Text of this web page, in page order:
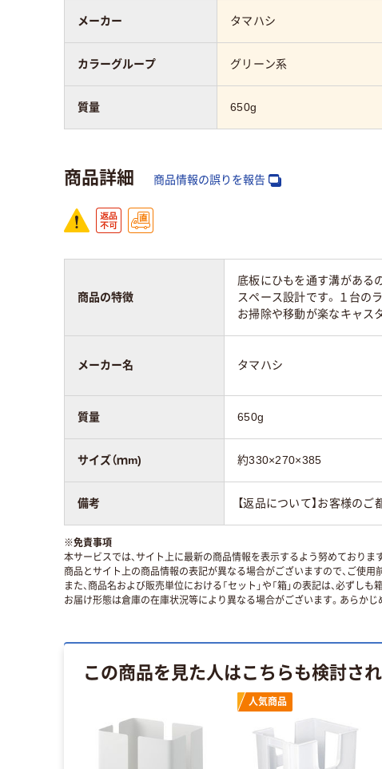
メーカー タマハシ
カラーグループ グリーン系
質量 650g
商品詳細 商品情報の誤りを報告
商品の特徴
底板にひもを通す溝がある
スペース設計です。１台の
お掃除や移動が楽なキャス
メーカー名 タマハシ
質量 650g
サイズ（ｍm) 約330×270×385
備考 【返品について】お客様の
※免責事項
本サービスでは、サイト上に最新の商品情報を表示するよう努めておりま
商品とサイト上の商品情報の表記が異なる場合がございますので、ご使
また、商品名および販売単位における「セット」や「箱」の表記は、必ずし
お届け形態は倉庫の在庫状況等により異なる場合がございます。あらかじ
この商品を見た人はこちらも検討さ
人気商品